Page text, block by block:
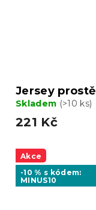
Jersey
Skladem (>10 ks)
221 Kč
Akce
-10 % s kódem:
MINUS10